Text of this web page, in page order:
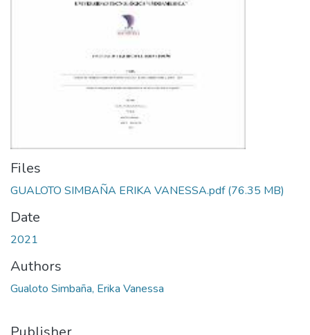
Files
GUALOTO SIMBAÑA ERIKA VANESSA.pdf(76.35 MB)
Date
2021
Authors
Gualoto Simbaña, Erika Vanessa